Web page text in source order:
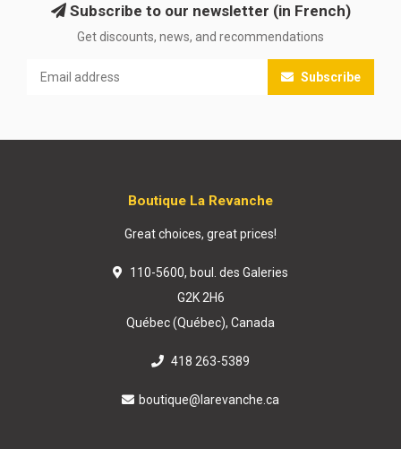
Subscribe to our newsletter (in French)
Get discounts, news, and recommendations
Subscribe
Boutique La Revanche
Great choices, great prices!
110-5600, boul. des Galeries
G2K 2H6
Québec (Québec), Canada
418 263-5389
boutique@larevanche.ca